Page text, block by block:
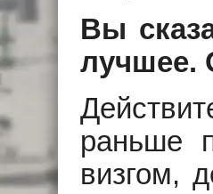
Вы
лучшее.
раньше
визгом,